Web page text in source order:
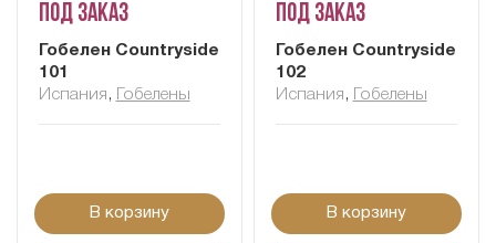
Под заказ
Гобелен Сountryside
101
Испания , Гобелены
В корзину
Под заказ
Гобелен Сountryside
102
Испания , Гобелены
В корзину